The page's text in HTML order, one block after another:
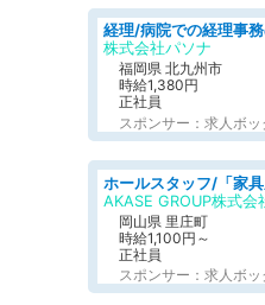
株式会社パソナ
福岡県 北九州市
時給1,380円
正社員
スポンサー：求人ボッ
AKASE GROUP株式会
岡山県 里庄町
時給1,100円～
正社員
スポンサー：求人ボッ